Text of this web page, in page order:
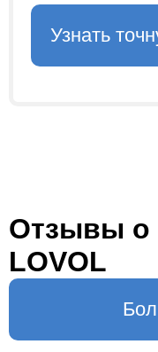
Узнать
Отзывы о
LOVOL